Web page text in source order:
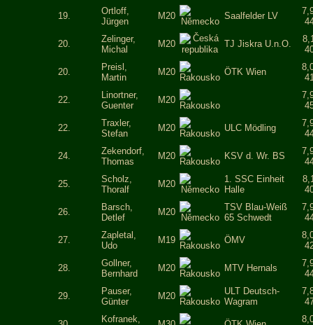
19.
Ortloff,
Jürgen
M20 Saalfelder LV
20.
Zelinger,
Michal
M20 TJ Jiskra U.n.O.
20.
Preisl,
Martin
M20 ÖTK Wien
22.
Linortner,
Guenter
M20
22.
Traxler,
Stefan
M20 ULC Mödling
24.
Zekendorf,
Thomas
M20 KSV d. Wr. BS
25.
Scholz,
Thoralf
M20
1. SSC Einheit
Halle
26.
Barsch,
Detlef
M20
TSV Blau-Weiß
65 Schwedt
27.
Zapletal,
Udo
M19 ÖMV
28.
Gollner,
Bernhard
M20 MTV Hernals
29.
Pauser,
Günter
M20
ULT Deutsch-
Wagram
Kofranek,